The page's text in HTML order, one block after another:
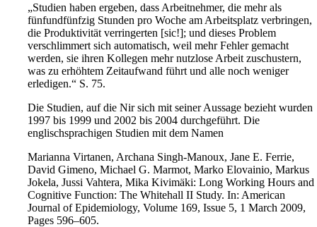
„Studien haben ergeben, dass Arbeitnehmer, die mehr als
fünfundfünfzig Stunden pro Woche am Arbeitsplatz verbringen,
die Produktivität verringerten [sic!]; und dieses Problem
verschlimmert sich automatisch, weil mehr Fehler gemacht
werden, sie ihren Kollegen mehr nutzlose Arbeit zuschustern,
was zu erhöhtem Zeitaufwand führt und alle noch weniger
erledigen.“ S. 75.
Die Studien, auf die Nir sich mit seiner Aussage bezieht wurden
1997 bis 1999 und 2002 bis 2004 durchgeführt. Die
englischsprachigen Studien mit dem Namen
Marianna Virtanen, Archana Singh-Manoux, Jane E. Ferrie,
David Gimeno, Michael G. Marmot, Marko Elovainio, Markus
Jokela, Jussi Vahtera, Mika Kivimäki: Long Working Hours and
Cognitive Function: The Whitehall II Study. In: American
Journal of Epidemiology, Volume 169, Issue 5, 1 March 2009,
Pages 596–605.